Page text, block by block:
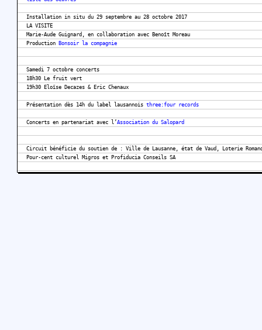
Installation in situ du 29 septembre au 28 octobre 2017
LA VISITE
Marie-Aude Guignard, en collaboration avec Benoît Moreau
Production Bonsoir la compagnie
Samedi 7 octobre concerts
18h30 Le fruit vert
19h30 Eloïse Decazes & Eric Chenaux
Présentation dès 14h du label lausannois three:four records
Concerts en partenariat avec l’Association du Salopard
Circuit bénéficie du soutien de : Ville de Lausanne, état de Vaud, Loterie
Pour-cent culturel Migros et Profiducia Conseils SA